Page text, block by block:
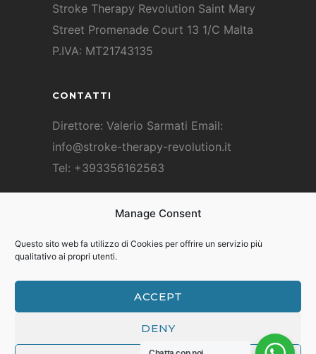
Manage Consent
Questo sito web fa utilizzo di Cookies per offrire un servizio più
qualitativo ai propri utenti.
ACCEPT
DENY
Stroke Therapy Revolution Saint Mary
Street Promenade Court 13 1/C Malta
P.IVA: MT21743135
CONTATTI
Direttore: Valerio Sarmati Email:
info@stroke-therapy-revolution.it
Tel: +393356162563
F.A.Q. DOMANDE FREQUENTI
F.A.Q.
© Copyright 2026 Stroke Therapy